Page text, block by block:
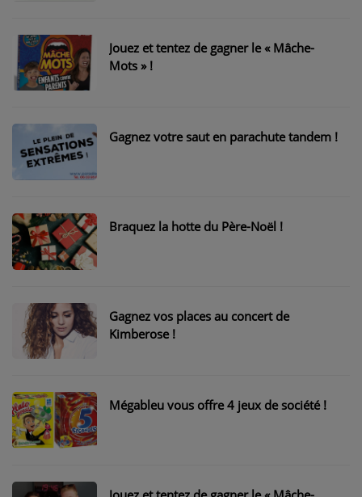
C'ÉTAIT QUOI CE TITRE ?
MÉDIAS
NOS PROGRAMMES COURTS
ARCHIVES - SAISONS PASSÉES
PHOTOS
VOTRE PUBLICITÉ SUR PONTACQ RADIO
LOCATION DE STUDIOS
ÉDUCATION AUX MÉDIAS ET À
L'INFORMATION
EN QUOI ÇA CONSISTE ?
Jouez et tentez de gagner le « Mâche-
Mots » !
Gagnez votre saut en parachute tandem !
Braquez la hotte du Père-Noël !
Gagnez vos places au concert de
Kimberose !
Mégableu vous offre 4 jeux de société !